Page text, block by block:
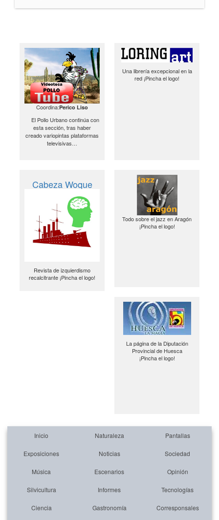
Coordina:Perico Liso
El Pollo Urbano continúa con
esta sección, tras haber
creado variopintas plataformas
televisivas…
Una librería excepcional en la
red ¡Pincha el logo!
Cabeza Woque
Revista de izquierdismo
recalcitrante ¡Pincha el logo!
Todo sobre el jazz en Aragón
¡Pincha el logo!
La página de la Diputación
Provincial de Huesca
¡Pincha el logo!
Inicio Naturaleza Pantallas
Exposiciones Noticias Sociedad
Música Escenarios Opinión
Silvicultura Informes Tecnologías
Ciencia Gastronomía Corresponsales